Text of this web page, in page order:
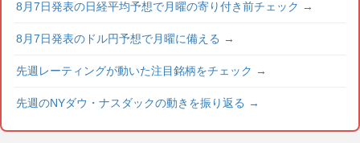
8月7日発表の日経平均予想で月曜の寄り付き前チェック →
8月7日発表のドル円予想で月曜に備える →
先週レーティングが動いた注目銘柄をチェック →
先週のNYダウ・ナスダックの動きを振り返る →